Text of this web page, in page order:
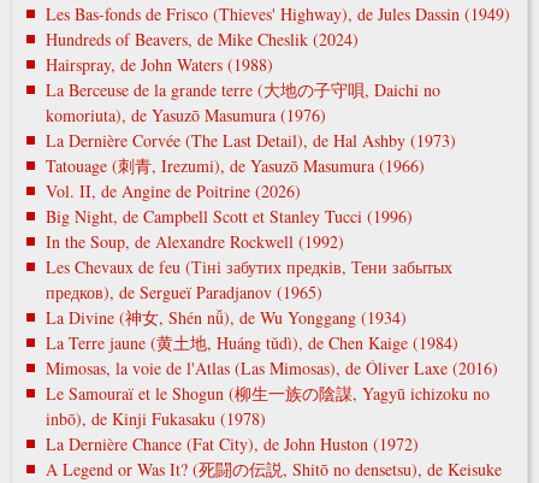
Les Bas-fonds de Frisco (Thieves' Highway), de Jules Dassin (1949)
Hundreds of Beavers, de Mike Cheslik (2024)
Hairspray, de John Waters (1988)
La Berceuse de la grande terre (大地の子守唄, Daichi no
komoriuta), de Yasuzō Masumura (1976)
La Dernière Corvée (The Last Detail), de Hal Ashby (1973)
Tatouage (刺青, Irezumi), de Yasuzō Masumura (1966)
Vol. II, de Angine de Poitrine (2026)
Big Night, de Campbell Scott et Stanley Tucci (1996)
In the Soup, de Alexandre Rockwell (1992)
Les Chevaux de feu (Тіні забутих предків, Тени забытых
предков), de Sergueï Paradjanov (1965)
La Divine (神女, Shén nǚ), de Wu Yonggang (1934)
La Terre jaune (黄土地, Huáng tǔdì), de Chen Kaige (1984)
Mimosas, la voie de l'Atlas (Las Mimosas), de Óliver Laxe (2016)
Le Samouraï et le Shogun (柳生一族の陰謀, Yagyū ichizoku no
inbō), de Kinji Fukasaku (1978)
La Dernière Chance (Fat City), de John Huston (1972)
A Legend or Was It? (死闘の伝説, Shitō no densetsu), de Keisuke